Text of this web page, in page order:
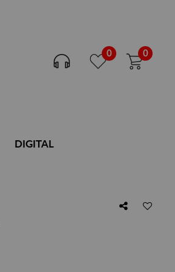
0 0
DIGITAL